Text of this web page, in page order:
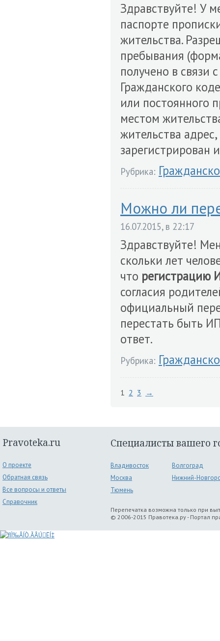
Здравствуйте! У
паспорте
жительства.
пребывания
получено в связи
Гражданского
или постоянного
местом
жительства
зарегистрирован
Рубрика:
Можно ли
16.07.2015, в 22:17
Здравствуйте!
скольки лет
что регистрацию
согласия
официальный
перестать быть
ответ.
Рубрика:
1 2 3 →
Pravoteka.ru
О проекте
Обратная связь
Все вопросы и ответы
Справочник
Специалисты вашего
Владивосток
Волгоград
Москва
Нижний-
Тюмень
Перепечатка возможна только при
© 2006-2015 Правотека.ру - Портал